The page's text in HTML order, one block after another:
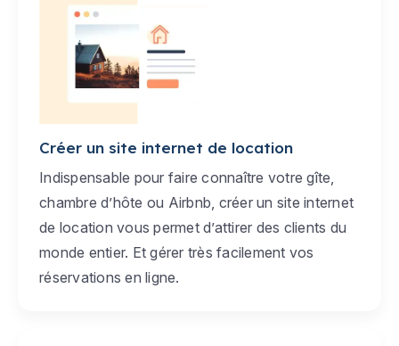
Créer un site internet de location
Indispensable pour faire connaître votre gîte,
chambre d’hôte ou Airbnb, créer un site internet
de location vous permet d’attirer des clients du
monde entier. Et gérer très facilement vos
réservations en ligne.